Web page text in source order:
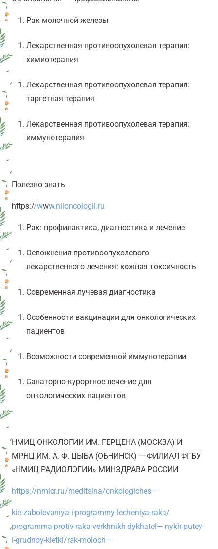
Рак молочной железы
Лекарственная противоопухолевая терапия:
химиотерапия
Лекарственная противоопухолевая терапия:
таргетная терапия
Лекарственная противоопухолевая терапия:
иммунотерапия
Полезно знать
https://www.niioncologii.ru
Рак: профилактика, диагностика и лечение
Осложнения противоопухолевого
лекарственного лечения: кожная токсичность
Современная лучевая диагностика
Особенности вакцинации для онкологических
пациентов
Возможности современной иммунотерапии
Санаторно-курортное лечение для
онкологических пациентов
НМИЦ ОНКОЛОГИИ ИМ. ГЕРЦЕНА (МОСКВА) И
МРНЦ ИМ. А. Ф. ЦЫБА (ОБНИНСК) — ФИЛИАЛ ФГБУ
«НМИЦ РАДИОЛОГИИ» МИНЗДРАВА РОССИИ
https://nmicr.ru/meditsina/onkologiches—
kie-zabolevaniya-i-programmy-lecheniya-raka/
programma-protiv-raka-verkhnikh-dykhatel— nykh-putey-
i-grudnoy-kletki/rak-moloch—